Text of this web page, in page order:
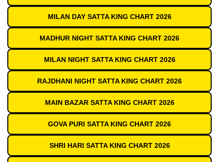
MILAN DAY SATTA KING CHART 2026
MADHUR NIGHT SATTA KING CHART 2026
MILAN NIGHT SATTA KING CHART 2026
RAJDHANI NIGHT SATTA KING CHART 2026
MAIN BAZAR SATTA KING CHART 2026
GOVA PURI SATTA KING CHART 2026
SHRI HARI SATTA KING CHART 2026